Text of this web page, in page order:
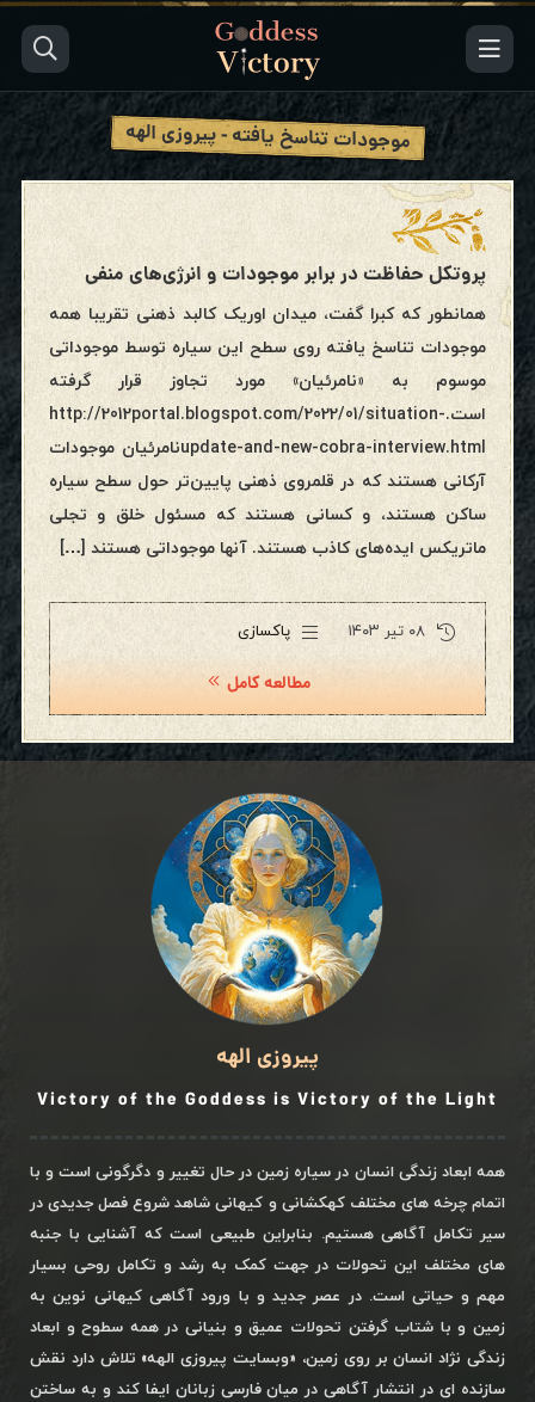
موجودات تناسخ یافته - پیروزی الهه
پروتکل حفاظت در برابر موجودات و انرژی‌های منفی
همانطور که کبرا گفت، میدان اوریک کالبد ذهنی تقریبا همه
موجودات تناسخ یافته روی سطح این سیاره توسط موجوداتی
موسوم به «نامرئیان» مورد تجاوز قرار گرفته
است.http://2012portal.blogspot.com/2022/01/situation-
update-and-new-cobra-interview.htmlنامرئیان موجودات
آرکانی هستند که در قلمروی ذهنی پایین‌تر حول سطح سیاره
ساکن هستند، و کسانی هستند که مسئول خلق و تجلی
ماتریکس ایده‌های کاذب هستند. آنها موجوداتی هستند […]
۰۸ تیر ۱۴۰۳ پاکسازی
مطالعه کامل
پیروزی الهه
Victory of the Goddess is Victory of the Light
همه ابعاد زندگی انسان در سیاره زمین در حال تغییر و دگرگونی است و با
اتمام چرخه های مختلف کهکشانی و کیهانی شاهد شروع فصل جدیدی در
سیر تکامل آگاهی هستیم. بنابراین طبیعی است که آشنایی با جنبه
های مختلف این تحولات در جهت کمک به رشد و تکامل روحی بسیار
مهم و حیاتی است. در عصر جدید و با ورود آگاهی کیهانی نوین به
زمین و با شتاب گرفتن تحولات عمیق و بنیانی در همه سطوح و ابعاد
زندگی نژاد انسان بر روی زمین، «وبسایت پیروزی الهه» تلاش دارد نقش
سازنده ای در انتشار آگاهی در میان فارسی زبانان ایفا کند و به ساختن